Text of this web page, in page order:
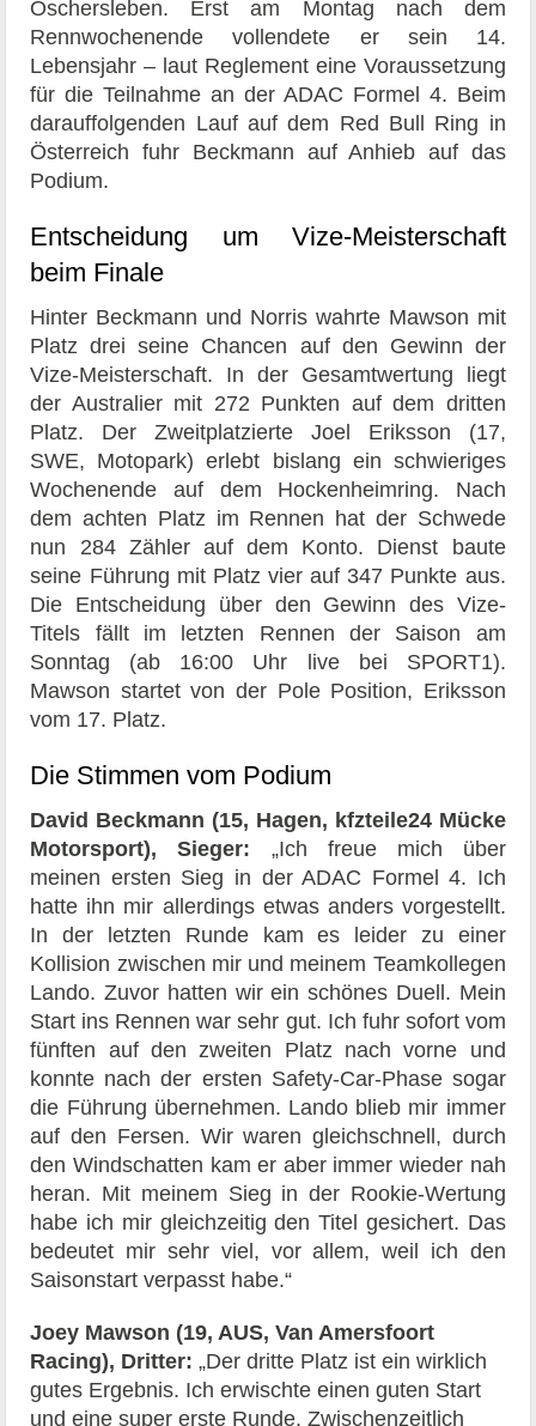
Oschersleben. Erst am Montag nach dem
Rennwochenende vollendete er sein 14.
Lebensjahr – laut Reglement eine Voraussetzung
für die Teilnahme an der ADAC Formel 4. Beim
darauffolgenden Lauf auf dem Red Bull Ring in
Österreich fuhr Beckmann auf Anhieb auf das
Podium.
Entscheidung um Vize-Meisterschaft
beim Finale
Hinter Beckmann und Norris wahrte Mawson mit
Platz drei seine Chancen auf den Gewinn der
Vize-Meisterschaft. In der Gesamtwertung liegt
der Australier mit 272 Punkten auf dem dritten
Platz. Der Zweitplatzierte Joel Eriksson (17,
SWE, Motopark) erlebt bislang ein schwieriges
Wochenende auf dem Hockenheimring. Nach
dem achten Platz im Rennen hat der Schwede
nun 284 Zähler auf dem Konto. Dienst baute
seine Führung mit Platz vier auf 347 Punkte aus.
Die Entscheidung über den Gewinn des Vize-
Titels fällt im letzten Rennen der Saison am
Sonntag (ab 16:00 Uhr live bei SPORT1).
Mawson startet von der Pole Position, Eriksson
vom 17. Platz.
Die Stimmen vom Podium
David Beckmann (15, Hagen, kfzteile24 Mücke
Motorsport), Sieger: „Ich freue mich über
meinen ersten Sieg in der ADAC Formel 4. Ich
hatte ihn mir allerdings etwas anders vorgestellt.
In der letzten Runde kam es leider zu einer
Kollision zwischen mir und meinem Teamkollegen
Lando. Zuvor hatten wir ein schönes Duell. Mein
Start ins Rennen war sehr gut. Ich fuhr sofort vom
fünften auf den zweiten Platz nach vorne und
konnte nach der ersten Safety-Car-Phase sogar
die Führung übernehmen. Lando blieb mir immer
auf den Fersen. Wir waren gleichschnell, durch
den Windschatten kam er aber immer wieder nah
heran. Mit meinem Sieg in der Rookie-Wertung
habe ich mir gleichzeitig den Titel gesichert. Das
bedeutet mir sehr viel, vor allem, weil ich den
Saisonstart verpasst habe.“
Joey Mawson (19, AUS, Van Amersfoort
Racing), Dritter:„Der dritte Platz ist ein wirklich
gutes Ergebnis. Ich erwischte einen guten Start
und eine super erste Runde. Zwischenzeitlich